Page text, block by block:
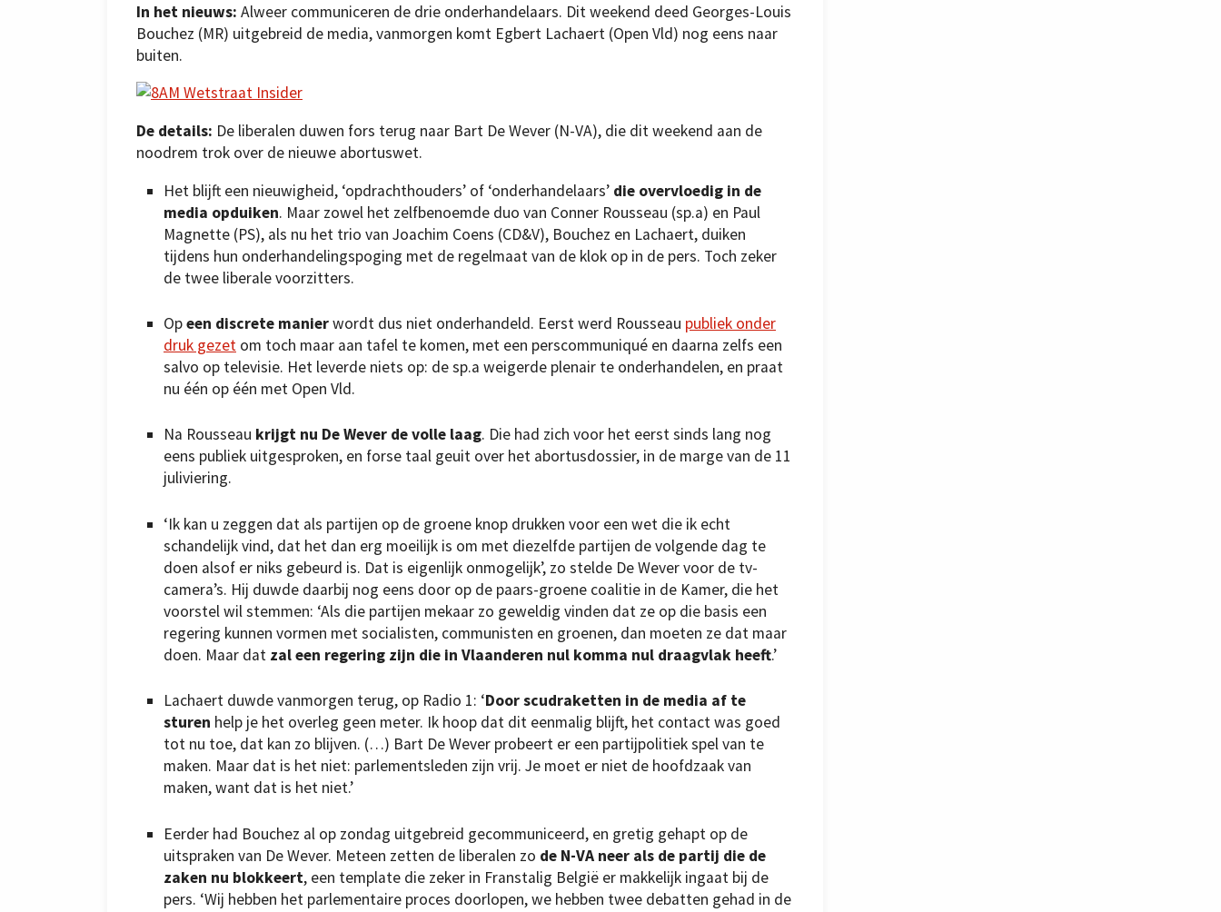
In het nieuws: Alweer communiceren de drie onderhandelaars. Dit weekend deed Georges-Louis
Bouchez (MR) uitgebreid de media, vanmorgen komt Egbert Lachaert (Open Vld) nog eens naar
buiten.
De details: De liberalen duwen fors terug naar Bart De Wever (N-VA), die dit weekend aan de
noodrem trok over de nieuwe abortuswet.
Het blijft een nieuwigheid, ‘opdrachthouders’ of ‘onderhandelaars’ die overvloedig in de
media opduiken. Maar zowel het zelfbenoemde duo van Conner Rousseau (sp.a) en Paul
Magnette (PS), als nu het trio van Joachim Coens (CD&V), Bouchez en Lachaert, duiken
tijdens hun onderhandelingspoging met de regelmaat van de klok op in de pers. Toch zeker
de twee liberale voorzitters.
Opeen discrete manierwordt dus niet onderhandeld. Eerst werd Rousseau publiek onder
druk gezet om toch maar aan tafel te komen, met een perscommuniqué en daarna zelfs een
salvo op televisie. Het leverde niets op: de sp.a weigerde plenair te onderhandelen, en praat
nu één op één met Open Vld.
Na Rousseau krijgt nu De Wever de volle laag. Die had zich voor het eerst sinds lang nog
eens publiek uitgesproken, en forse taal geuit over het abortusdossier, in de marge van de 11
juliviering.
‘Ik kan u zeggen dat als partijen op de groene knop drukken voor een wet die ik echt
schandelijk vind, dat het dan erg moeilijk is om met diezelfde partijen de volgende dag te
doen alsof er niks gebeurd is. Dat is eigenlijk onmogelijk’, zo stelde De Wever voor de tv-
camera’s. Hij duwde daarbij nog eens door op de paars-groene coalitie in de Kamer, die het
voorstel wil stemmen: ‘Als die partijen mekaar zo geweldig vinden dat ze op die basis een
regering kunnen vormen met socialisten, communisten en groenen, dan moeten ze dat maar
doen. Maar dat zal een regering zijn die in Vlaanderen nul komma nul draagvlak heeft.’
Lachaert duwde vanmorgen terug, op Radio 1: ‘Door scudraketten in de media af te
sturen help je het overleg geen meter. Ik hoop dat dit eenmalig blijft, het contact was goed
tot nu toe, dat kan zo blijven. (…) Bart De Wever probeert er een partijpolitiek spel van te
maken. Maar dat is het niet: parlementsleden zijn vrij. Je moet er niet de hoofdzaak van
maken, want dat is het niet.’
Eerder had Bouchez al op zondag uitgebreid gecommuniceerd, en gretig gehapt op de
uitspraken van De Wever. Meteen zetten de liberalen zo de N-VA neer als de partij die de
zaken nu blokkeert, een template die zeker in Franstalig België er makkelijk ingaat bij de
pers. ‘Wij hebben het parlementaire proces doorlopen, we hebben twee debatten gehad in de